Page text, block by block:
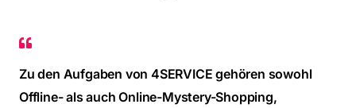
Zu den Aufgaben von 4SERVICE gehören sowohl
Offline- als auch Online-Mystery-Shopping,